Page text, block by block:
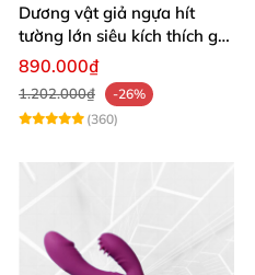
Dương vật giả ngựa hít
tường lớn siêu kích thích gai
nổi
890.000₫
1.202.000₫
-26%
(360)